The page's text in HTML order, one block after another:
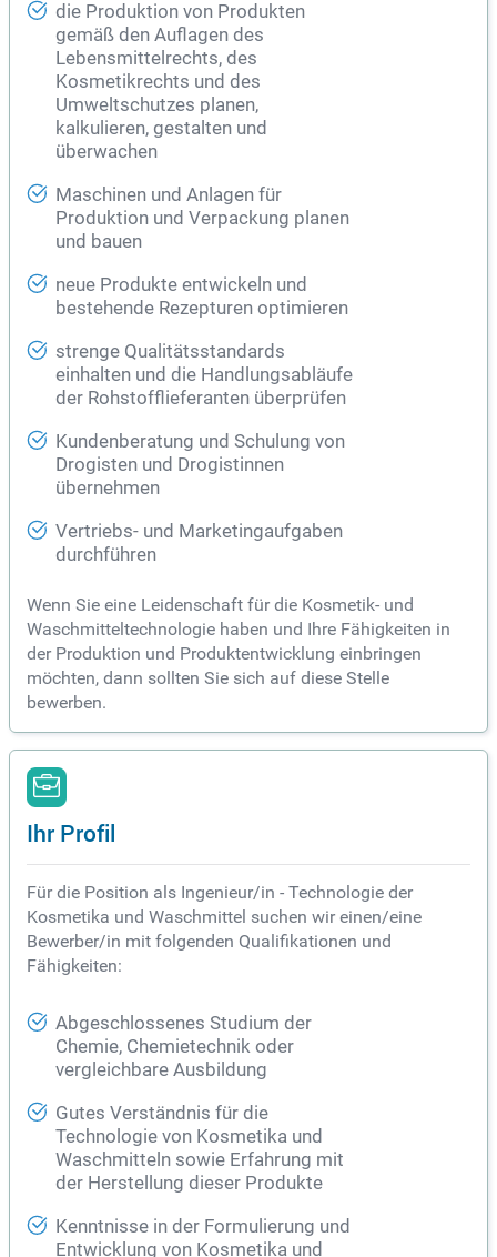
die Produktion von Produkten
gemäß den Auflagen des
Lebensmittelrechts, des
Kosmetikrechts und des
Umweltschutzes planen,
kalkulieren, gestalten und
überwachen
Maschinen und Anlagen für
Produktion und Verpackung planen
und bauen
neue Produkte entwickeln und
bestehende Rezepturen optimieren
strenge Qualitätsstandards
einhalten und die Handlungsabläufe
der Rohstofflieferanten überprüfen
Kundenberatung und Schulung von
Drogisten und Drogistinnen
übernehmen
Vertriebs- und Marketingaufgaben
durchführen
Wenn Sie eine Leidenschaft für die Kosmetik- und
Waschmitteltechnologie haben und Ihre Fähigkeiten in
der Produktion und Produktentwicklung einbringen
möchten, dann sollten Sie sich auf diese Stelle
bewerben.
Ihr Profil
Für die Position als Ingenieur/in - Technologie der
Kosmetika und Waschmittel suchen wir einen/eine
Bewerber/in mit folgenden Qualifikationen und
Fähigkeiten:
Abgeschlossenes Studium der
Chemie, Chemietechnik oder
vergleichbare Ausbildung
Gutes Verständnis für die
Technologie von Kosmetika und
Waschmitteln sowie Erfahrung mit
der Herstellung dieser Produkte
Kenntnisse in der Formulierung und
Entwicklung von Kosmetika und